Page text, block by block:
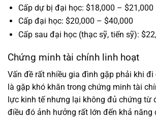
Cấp dự bị đại học: $18,000 – $21,000
Cấp đại học: $20,000 – $40,000
Cấp sau đại học (thạc sỹ, tiến sỹ):
Chứng minh tài chính linh hoạt
Vấn đề rất nhiều gia đình gặp phải khi đi
là gặp khó khăn trong chứng minh tài
lực kinh tế nhưng lại không đủ chứng từ
điều đó ảnh hưởng rất lớn đến khả năng